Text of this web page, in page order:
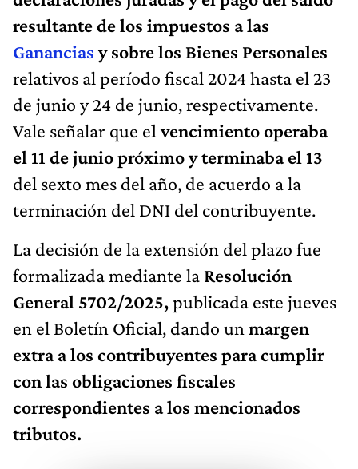
resultante de los impuestos a las
Gananciasy sobre los Bienes Personales
relativos al período fiscal 2024 hasta el 23
de junio y 24 de junio, respectivamente.
Vale señalar que el vencimiento operaba
el 11 de junio próximo y terminaba el 13
del sexto mes del año, de acuerdo a la
terminación del DNI del contribuyente.
La decisión de la extensión del plazo fue
formalizada mediante la Resolución
General 5702/2025,publicada este jueves
en el Boletín Oficial, dando un margen
extra a los contribuyentes para cumplir
con las obligaciones fiscales
correspondientes a los mencionados
tributos.